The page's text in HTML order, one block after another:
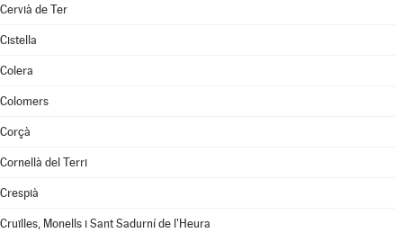
Cervià de Ter
Cistella
Colera
Colomers
Corçà
Cornellà del Terri
Crespià
Cruïlles, Monells i Sant Sadurní de l'Heura